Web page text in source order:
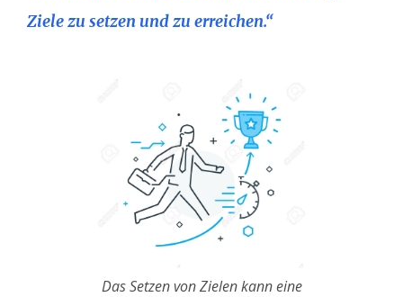
Ziele zu setzen und zu erreichen.“
Das Setzen von Zielen kann eine